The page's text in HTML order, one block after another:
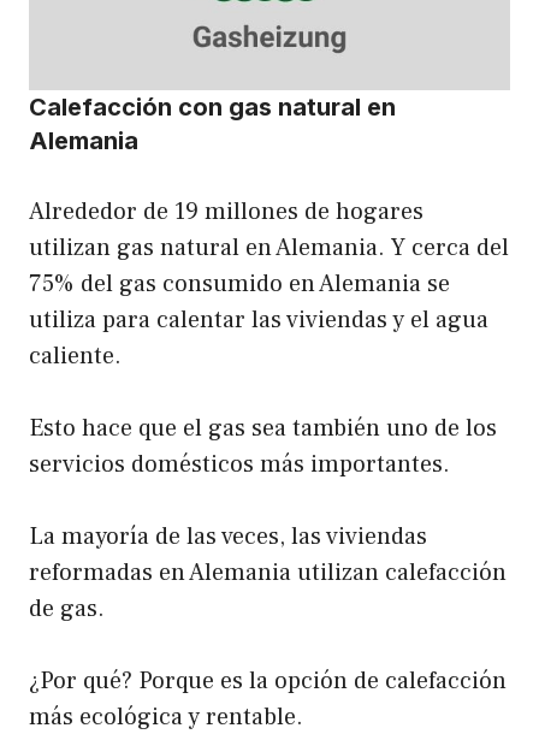
Calefacción con gas natural en
Alemania
Alrededor de 19 millones de hogares
utilizan gas natural en Alemania. Y cerca del
75% del gas consumido en Alemania se
utiliza para calentar las viviendas y el agua
caliente.
Esto hace que el gas sea también uno de los
servicios domésticos más importantes.
La mayoría de las veces, las viviendas
reformadas en Alemania utilizan calefacción
de gas.
¿Por qué? Porque es la opción de calefacción
más ecológica y rentable.